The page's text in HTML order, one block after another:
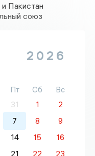
Пакистан
союз
2026
Пт Сб
Вс
31 1
2
7 8
9
14 15
16
21 22
23